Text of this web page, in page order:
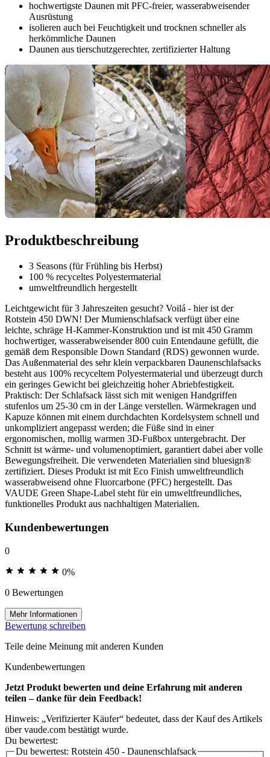
hochwertigste Daunen mit PFC-freier, wasserabweisender
Ausrüstung
isolieren auch bei Feuchtigkeit und trocknen schneller als
herkömmliche Daunen
Daunen aus tierschutzgerechter, zertifizierter Haltung
Produktbeschreibung
3 Seasons (für Frühling bis Herbst)
100 % recyceltes Polyestermaterial
umweltfreundlich hergestellt
Leichtgewicht für 3 Jahreszeiten gesucht? Voilá - hier ist der
Rotstein 450 DWN! Der Mumienschlafsack verfügt über eine
leichte, schräge H-Kammer-Konstruktion und ist mit 450 Gramm
hochwertiger, wasserabweisender 800 cuin Entendaune gefüllt, die
gemäß dem Responsible Down Standard (RDS) gewonnen wurde.
Das Außenmaterial des sehr klein verpackbaren Daunenschlafsacks
besteht aus 100% recyceltem Polyestermaterial und überzeugt durch
ein geringes Gewicht bei gleichzeitig hoher Abriebfestigkeit.
Praktisch: Der Schlafsack lässt sich mit wenigen Handgriffen
stufenlos um 25-30 cm in der Länge verstellen. Wärmekragen und
Kapuze können mit einem durchdachten Kordelsystem schnell und
unkompliziert angepasst werden; die Füße sind in einer
ergonomischen, mollig warmen 3D-Fußbox untergebracht. Der
Schnitt ist wärme- und volumenoptimiert, garantiert dabei aber volle
Bewegungsfreiheit. Die verwendeten Materialien sind bluesign®
zertifiziert. Dieses Produkt ist mit Eco Finish umweltfreundlich
wasserabweisend ohne Fluorcarbone (PFC) hergestellt. Das
VAUDE Green Shape-Label steht für ein umweltfreundliches,
funktionelles Produkt aus nachhaltigen Materialien.
Kundenbewertungen
0
0%
0 Bewertungen
Mehr Informationen
Bewertung schreiben
Teile deine Meinung mit anderen Kunden
Kundenbewertungen
Jetzt Produkt bewerten und deine Erfahrung mit anderen
teilen – danke für dein Feedback!
Hinweis: „Verifizierter Käufer“ bedeutet, dass der Kauf des Artikels
über vaude.com bestätigt wurde.
Du bewertest:
Du bewertest: Rotstein 450 - Daunenschlafsack